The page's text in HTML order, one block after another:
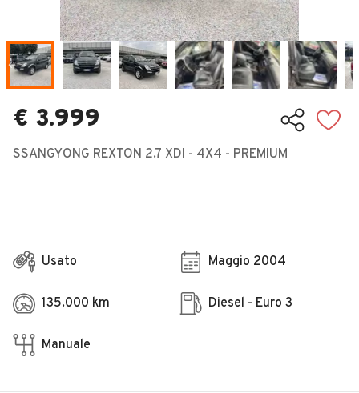
Camper
Veicoli Commerciali
Concessionari
€ 3.999
SSANGYONG REXTON 2.7 XDI - 4X4 - PREMIUM
Usato Maggio 2004
135.000 km Diesel - Euro 3
Manuale